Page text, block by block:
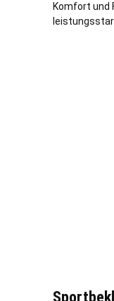
Komfort und